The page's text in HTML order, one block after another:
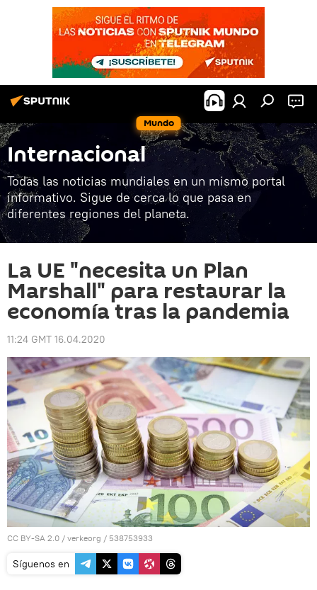
Mundo
Internacional
Todas las noticias mundiales en un mismo portal
informativo. Sigue de cerca lo que pasa en
diferentes regiones del planeta.
La UE "necesita un Plan
Marshall" para restaurar la
economía tras la pandemia
11:24 GMT 16.04.2020
CC BY-SA 2.0 / verkeorg / 538753933
Síguenos en